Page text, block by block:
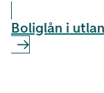
Boliglån i